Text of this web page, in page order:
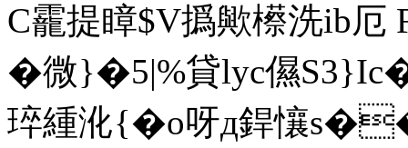
C靇提瞕$V撝歟櫒洗ib
�微}�5|%貸lyc儑
琗緟沎{�o呀д銲懹